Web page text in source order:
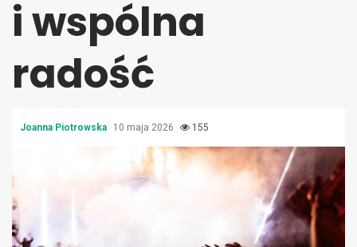
i wspólna
radość
Joanna Piotrowska 10 maja 2026 155